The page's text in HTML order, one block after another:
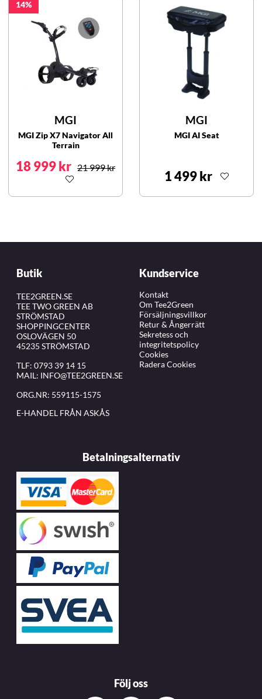
14
MGI
MGI Zip X7 Navigator All
Terrain
18 999 kr 21 999 kr
MGI
MGI AI Seat
1 499 kr
Butik
TEE2GREEN.SE
TEE TWO GREEN AB
STRÖMSTAD
SHOPPINGCENTER
OSLOVÄGEN 50
45235 STRÖMSTAD
TLF: 0793 39 14 15
MAIL: INFO@TEE2GREEN.SE
ORG.NR: 559115-1575
E-HANDEL FRÅN ASKÅS
Kundservice
Kontakt
Om Tee2Green
Försäljningsvillkor
Retur & Ångerrätt
Sekretess och
integritetspolicy
Cookies
Radera Cookies
Betalningsalternativ
Följ oss